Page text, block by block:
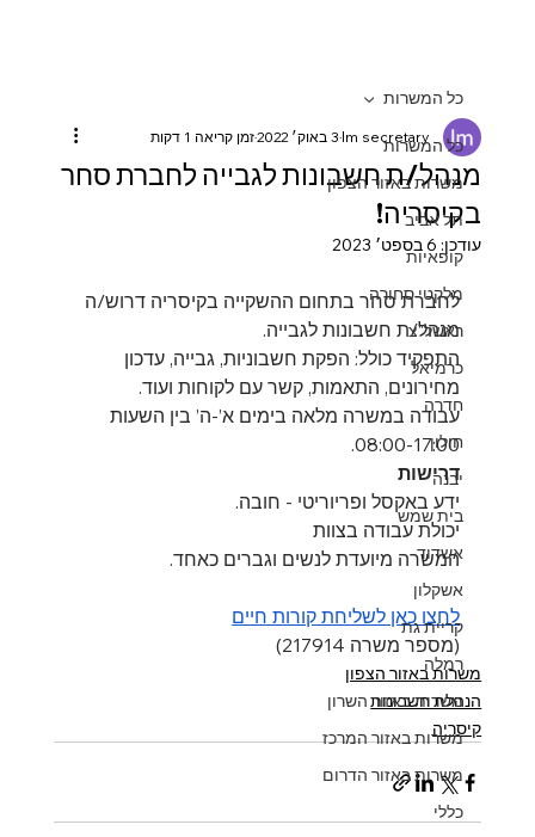
כל המשרות
משרות באזור הצפון
תל אביב
קופאיות
מלקטי סחורה
ראשל"צ
כרמיאל
חדרה
חולון
יבנה
בית שמש
אשדוד
אשקלון
קריית גת
רמלה
משרות באזור השרון
משרות באזור המרכז
משרות באזור הדרום
כללי
כל המשרות
מנהל/ת חשבונות לגבייה לחברת סחר
בקיסריה!
lm secretary3 באוק׳ 2022 זמן קריאה 1 דקות
עודכן: 6 בספט׳ 2023
לחברת סחר בתחום ההשקייה בקיסריה דרוש/ה
מנהל/ת חשבונות לגבייה.
התפקיד כולל: הפקת חשבוניות, גבייה, עדכון
מחירונים, התאמות, קשר עם לקוחות ועוד.
עבודה במשרה מלאה בימים א’-ה’ בין השעות
08:00-17:00.
דרישות
ידע באקסל ופריוריטי - חובה.
יכולת עבודה בצוות
המשרה מיועדת לנשים וגברים כאחד.
לחצו כאן לשליחת קורות חיים
(מספר משרה 217914)
משרות באזור הצפון
הנהלת חשבונות
קיסריה